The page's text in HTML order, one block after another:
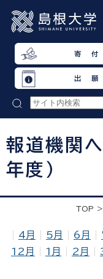
寄 付
出 願
報道機関
年度）
TOP
4月 5月 6月
12月
1月 2月